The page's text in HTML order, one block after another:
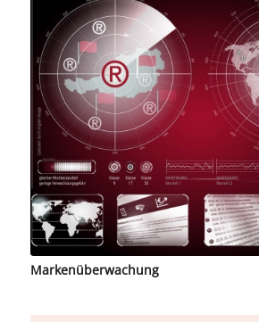
Markenüberwachung